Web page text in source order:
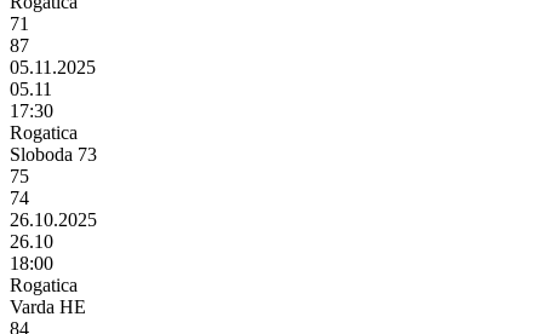
71
87
05.11.2025
05.11
17:30
Rogatica
Sloboda 73
75
74
26.10.2025
26.10
18:00
Rogatica
Varda HE
84